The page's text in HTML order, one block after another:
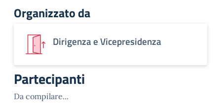
Organizzato da
Dirigenza e Vicepresidenza
Partecipanti
Da compilare...